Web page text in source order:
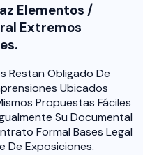
Elementos /
Extremos
Restan Obligado De
Ubicados
Propuestas Fáciles
Su Documental
Formal Bases Legal
De Exposiciones.